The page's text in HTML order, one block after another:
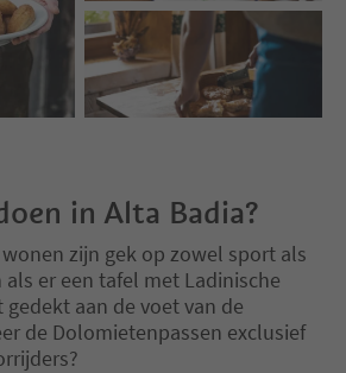
in Alta Badia?
zijn gek op zowel sport als
als er een tafel met Ladinische
aan de voet van de
de Dolomietenpassen exclusief